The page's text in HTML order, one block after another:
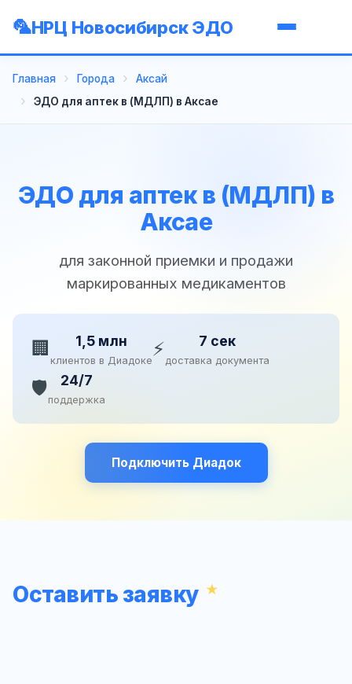
НРЦ Новосибирск ЭДО
Главная Города
Аксай
ЭДО для аптек в (МДЛП) в Аксае
ЭДО для аптек в (МДЛП) в
Аксае
для законной приемки и продажи
маркированных медикаментов
🏢 1,5 млн
клиентов в Диадоке⚡ 7 сек
доставка документа
🛡️ 24/7
поддержка
Подключить Диадок
Оставить заявку